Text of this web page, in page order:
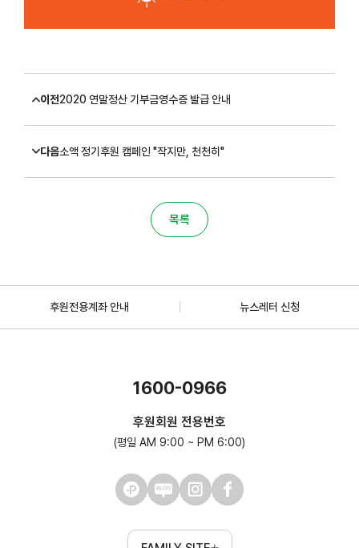
이전2020 연말정산 기부금영수증 발급 안내
다음소액 정기후원 캠페인 "작지만, 천천히"
목록
후원전용계좌 안내 뉴스레터 신청
1600-0966
후원회원 전용번호
(평일 AM 9:00 ~ PM 6:00)